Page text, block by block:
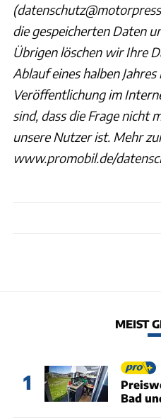
die gespeicherten Daten
Übrigen löschen wir Ihre
Ablauf eines halben
Veröffentlichung im
sind, dass die Frage nicht
unsere Nutzer ist. Mehr
www.promobil.de/
MEIST
1
Bad